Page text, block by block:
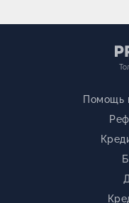
Помощь